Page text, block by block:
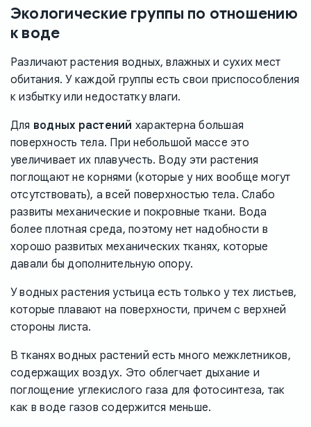
Экологические группы по отношению
к воде
Различают растения водных, влажных и сухих мест
обитания. У каждой группы есть свои приспособления
к избытку или недостатку влаги.
Для водных растений характерна большая
поверхность тела. При небольшой массе это
увеличивает их плавучесть. Воду эти растения
поглощают не корнями (которые у них вообще могут
отсутствовать), а всей поверхностью тела. Слабо
развиты механические и покровные ткани. Вода
более плотная среда, поэтому нет надобности в
хорошо развитых механических тканях, которые
давали бы дополнительную опору.
У водных растения устьица есть только у тех листьев,
которые плавают на поверхности, причем с верхней
стороны листа.
В тканях водных растений есть много межклетников,
содержащих воздух. Это облегчает дыхание и
поглощение углекислого газа для фотосинтеза, так
как в воде газов содержится меньше.